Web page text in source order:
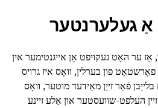
אַ געלערנטער
אַז ער האָט געקויפט אַן אייגנטימער אין
פון בערלין, וואָס איז גרויס
פֿאַר זייַן מאַידעד מוטער, וואָס
בערלין, זיין העלפט-שוועסטער און אַלע זיינע